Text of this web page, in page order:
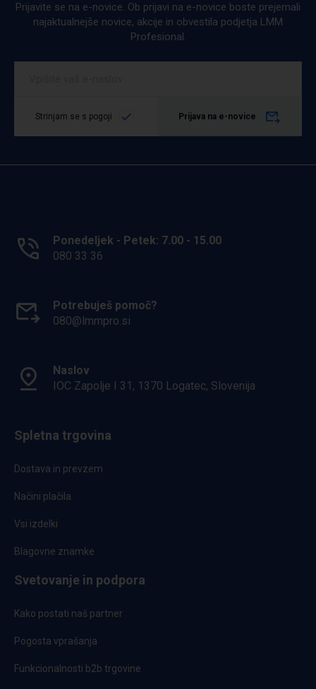
Prijavite se na e-novice. Ob prijavi na e-novice boste prejemali
najaktualnejše novice, akcije in obvestila podjetja LMM
Profesional.
Strinjam se s pogoji Prijava na e-novice
Ponedeljek - Petek: 7.00 - 15.00
080 33 36
Potrebuješ pomoč?
080@lmmpro.si
Naslov
IOC Zapolje I 31, 1370 Logatec, Slovenija
Spletna trgovina
Dostava in prevzem
Načini plačila
Vsi izdelki
Blagovne znamke
Svetovanje in podpora
Kako postati naš partner
Pogosta vprašanja
Funkcionalnosti b2b trgovine